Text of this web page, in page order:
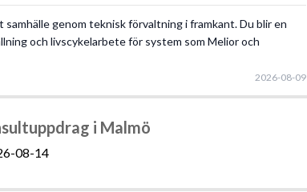
genom teknisk förvaltning i framkant. Du blir en
och livscykelarbete för system som Melior och
2026-08-09
i Malmö
08-14